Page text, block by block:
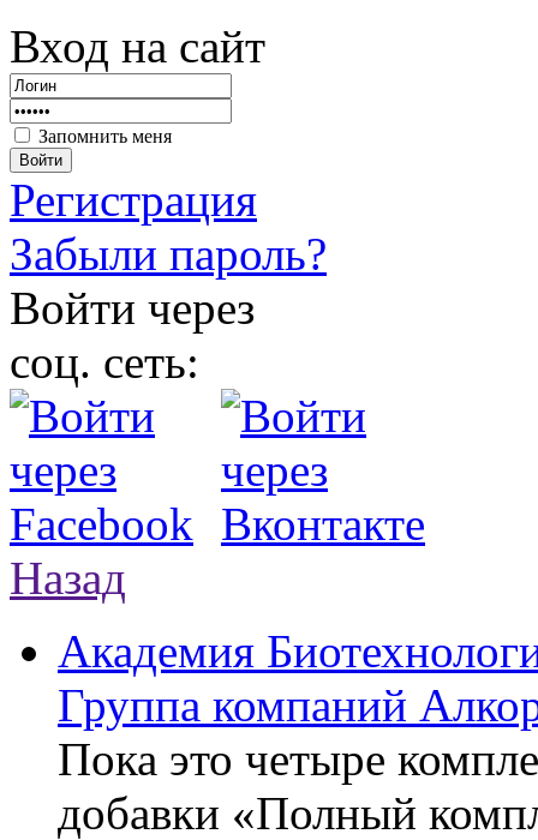
Вход на сайт
Запомнить меня
Войти
Регистрация
Забыли пароль?
Войти через
соц. сеть:
Назад
Академия
Группа компаний
Пока это четыре
добавки «Полный